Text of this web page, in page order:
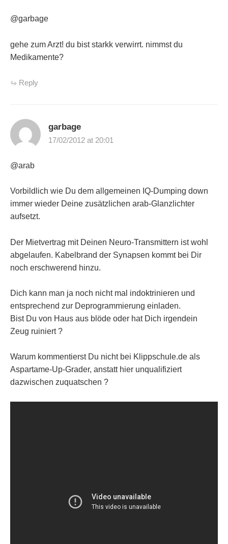
@garbage
gehe zum Arzt! du bist starkk verwirrt. nimmst du
Medikamente?
Reply
garbage
17/02/2012 at 20:01
@arab
Vorbildlich wie Du dem allgemeinen IQ-Dumping down
immer wieder Deine zusätzlichen arab-Glanzlichter
aufsetzt.
Der Mietvertrag mit Deinen Neuro-Transmittern ist wohl
abgelaufen. Kabelbrand der Synapsen kommt bei Dir
noch erschwerend hinzu.
Dich kann man ja noch nicht mal indoktrinieren und
entsprechend zur Deprogrammierung einladen.
Bist Du von Haus aus blöde oder hat Dich irgendein
Zeug ruiniert ?
Warum kommentierst Du nicht bei Klippschule.de als
Aspartame-Up-Grader, anstatt hier unqualifiziert
dazwischen zuquatschen ?